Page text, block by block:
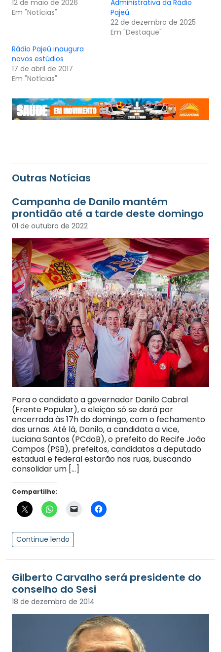
12 de maio de 2026
Em "Notícias"
Administrativa da Rádio
Pajeú
22 de dezembro de 2025
Em "Destaque"
Rádio Pajeú inaugura
novos estúdios
17 de abril de 2017
Em "Notícias"
Outras Notícias
Campanha de Danilo mantém
prontidão até a tarde deste domingo
01 de outubro de 2022
Para o candidato a governador Danilo Cabral
(Frente Popular), a eleição só se dará por
encerrada às 17h do domingo, com o fechamento
das urnas. Até lá, Danilo, a candidata a vice,
Luciana Santos (PCdoB), o prefeito do Recife João
Campos (PSB), prefeitos, candidatos a deputado
estadual e federal estarão nas ruas, buscando
consolidar um […]
Compartilhe:
Continue lendo
Gilberto Carvalho será presidente do
conselho do Sesi
18 de dezembro de 2014